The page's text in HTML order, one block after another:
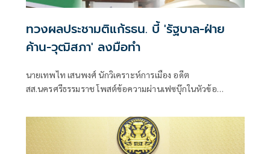
ทวงผลประชามติแก้รธน. บี้ 'รัฐบาล-ฝ่าย
ค้าน-วุฒิสภา' ลงมือทำ
นายเทพไท เสนพงศ์ นักวิเคราะห์การเมือง อดีต
สส.นครศรีธรรมราช โพสต์ข้อความผ่านเฟซบุ๊กในหัวข้อ